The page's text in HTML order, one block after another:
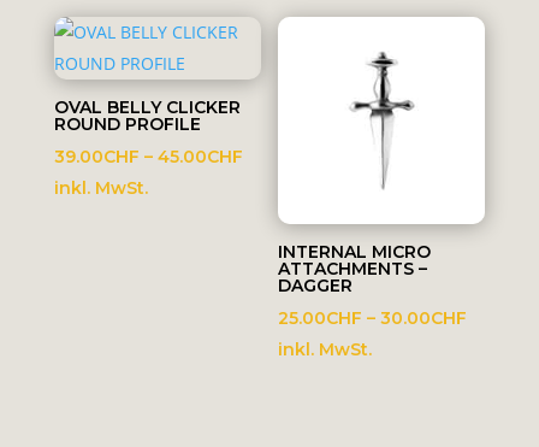
OVAL BELLY CLICKER
ROUND PROFILE
39.00CHF – 45.00CHFPreisspanne:
45.00CHF
inkl. MwSt.
INTERNAL MICRO
ATTACHMENTS –
DAGGER
25.00CHF –30.00CHF
inkl. MwSt.